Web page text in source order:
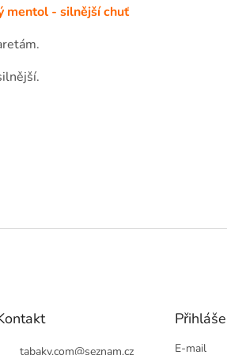
mentol - silnější chuť
tabaky.com@seznam.cz E-mail